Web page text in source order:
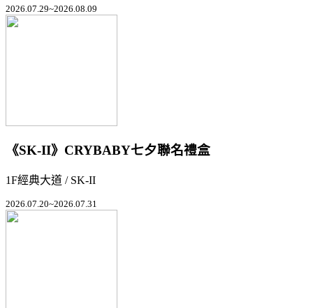
2026.07.29~2026.08.09
《SK-II》CRYBABY七夕聯名禮盒
1F經典大道 / SK-II
2026.07.20~2026.07.31